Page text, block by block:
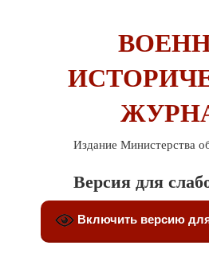
Издание Министерства
Версия для
Включить версию